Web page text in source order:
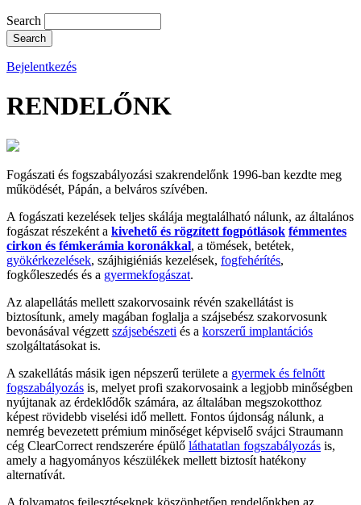
Search
Bejelentkezés
RENDELŐNK
Fogászati és fogszabályozási szakrendelőnk 1996-ban kezdte meg
működését, Pápán, a belváros szívében.
A fogászati kezelések teljes skálája megtalálható nálunk, az általános
fogászat részeként a kivehető és rögzített fogpótlások fémmentes
cirkon és fémkerámia koronákkal, a tömések, betétek,
gyökérkezelések, szájhigiéniás kezelések, fogfehérítés,
fogkőleszedés és a gyermekfogászat.
Az alapellátás mellett szakorvosaink révén szakellátást is
biztosítunk, amely magában foglalja a szájsebész szakorvosunk
bevonásával végzett szájsebészeti és a korszerű implantációs
szolgáltatásokat is.
A szakellátás másik igen népszerű területe a gyermek és felnőtt
fogszabályozás is, melyet profi szakorvosaink a legjobb minőségben
nyújtanak az érdeklődők számára, az általában megszokotthoz
képest rövidebb viselési idő mellett. Fontos újdonság nálunk, a
nemrég bevezetett prémium minőséget képviselő svájci Straumann
cég ClearCorrect rendszerére épülő láthatatlan fogszabályozás is,
amely a hagyományos készülékek mellett biztosít hatékony
alternatívát.
A folyamatos fejlesztéseknek köszönhetően rendelőnkben az